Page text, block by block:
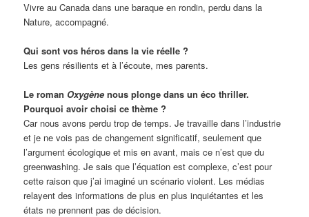
Vivre au Canada dans une baraque en rondin, perdu dans la
Nature, accompagné.
Qui sont vos héros dans la vie réelle ?
Les gens résilients et à l’écoute, mes parents.
Le roman Oxygènenous plonge dans un éco thriller.
Pourquoi avoir choisi ce thème ?
Car nous avons perdu trop de temps. Je travaille dans l’industrie
et je ne vois pas de changement significatif, seulement que
l’argument écologique et mis en avant, mais ce n’est que du
greenwashing. Je sais que l’équation est complexe, c’est pour
cette raison que j’ai imaginé un scénario violent. Les médias
relayent des informations de plus en plus inquiétantes et les
états ne prennent pas de décision.